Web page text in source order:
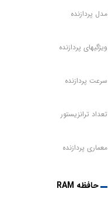
مدل پردازنده
ویژگیهای پردازنده
سرعت پردازنده
تعداد ترانزیستور
معماری پردازنده
حافظه RAM